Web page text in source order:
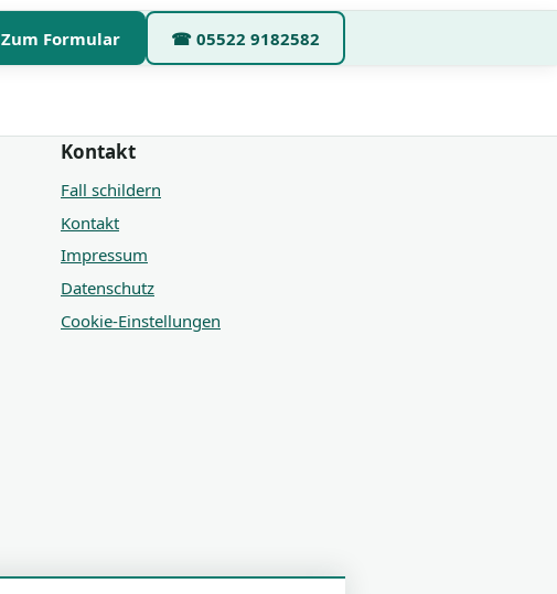
Zum Formular ☎ 05522 9182582
Kontakt
Fall schildern
Kontakt
Impressum
Datenschutz
Cookie-Einstellungen